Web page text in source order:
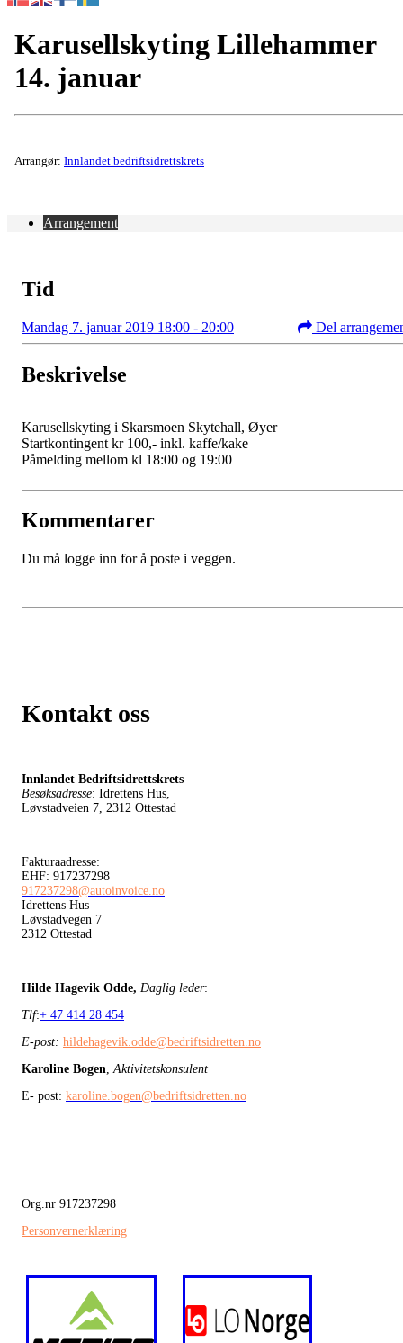
Karusellskyting Lillehammer
14. januar
Arrangør: Innlandet bedriftsidrettskrets
Arrangement
Tid
Mandag 7. januar 2019 18:00 - 20:00 Del
Beskrivelse
Karusellskyting i Skarsmoen Skytehall, Øyer
Startkontingent kr 100,- inkl. kaffe/kake
Påmelding mellom kl 18:00 og 19:00
Kommentarer
Du må logge inn for å poste i veggen.
Kontakt oss
Innlandet Bedriftsidrettskrets
Besøksadresse: Idrettens Hus,
Løvstadveien 7, 2312 Ottestad
Fakturaadresse:
EHF: 917237298
917237298@autoinvoice.no
Idrettens Hus
Løvstadvegen 7
2312 Ottestad
Hilde Hagevik Odde, Daglig leder:
Tlf:+ 47 414 28 454
E-post: hildehagevik.odde@bedriftsidretten.no
Karoline Bogen Aktivitetskonsulent
E- post: karoline.bogen@bedriftsidretten.no
Org.nr 917237298
Personvernerklæring